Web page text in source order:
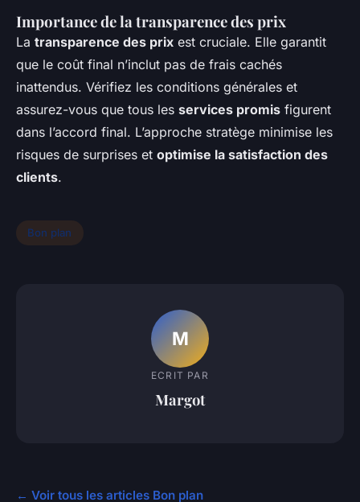
Importance de la transparence des prix
La transparence des prix est cruciale. Elle garantit
que le coût final n’inclut pas de frais cachés
inattendus. Vérifiez les conditions générales et
assurez-vous que tous les services promis figurent
dans l’accord final. L’approche stratège minimise les
risques de surprises et optimise la satisfaction des
clients.
Bon plan
M
ECRIT PAR
Margot
← Voir tous les articles Bon plan